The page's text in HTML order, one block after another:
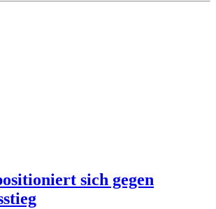
sich gegen